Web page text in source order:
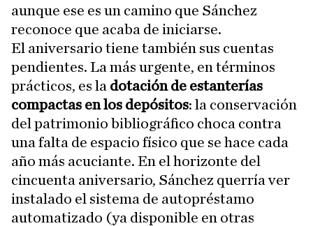
aunque ese es un camino que Sánchez
reconoce que acaba de iniciarse.
El aniversario tiene también sus cuentas
pendientes. La más urgente, en términos
prácticos, es la dotación de estanterías
compactas en los depósitos: la conservación
del patrimonio bibliográfico choca contra
una falta de espacio físico que se hace cada
año más acuciante. En el horizonte del
cincuenta aniversario, Sánchez querría ver
instalado el sistema de autopréstamo
automatizado (ya disponible en otras